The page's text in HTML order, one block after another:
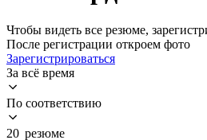
Чтобы видеть все резюме,
После регистрации откроем фото
Зарегистрироваться
За всё время
По соответствию
20 резюме